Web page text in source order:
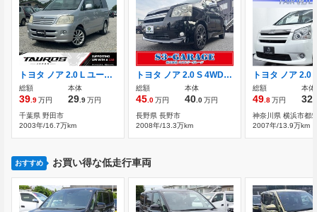
トヨタ ノア 2.0 L ユーザー買取車 ナビ
総額
39 .9万円
本体
29 .9万円
千葉県 野田市
2003年/16.7万km
トヨタ ノア 2.0 S 4WD 記録簿 4WD 両側パワースライドドア
総額
45 .0万円
本体
40 .0万円
長野県 長野市
2008年/13.3万km
総額
49 .8万円
本体
32
神奈川県 横浜市都
2007年/13.9万km
おすすめ お買い得な低走行車両